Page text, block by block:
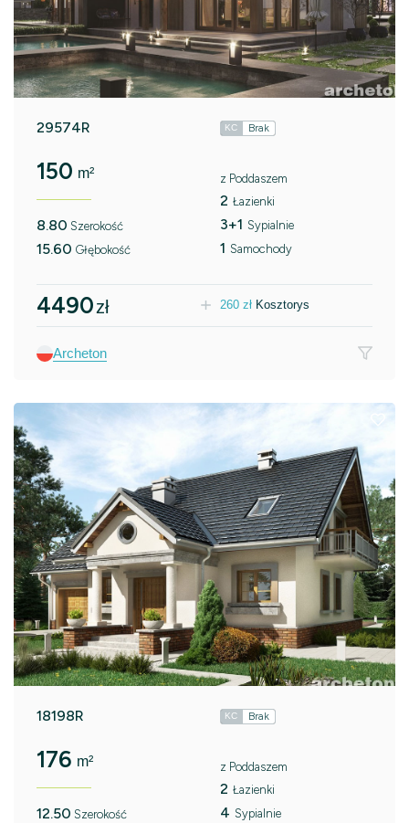
29574R KC Brak
150 m²
8.80 Szerokość
15.60 Głębokość
z Poddaszem
2 Łazienki
3+1 Sypialnie
1 Samochody
4490zł 260 zł Kosztorys
Archeton
18198R KC Brak
176 m²
12.50 Szerokość
z Poddaszem
2 Łazienki
4 Sypialnie